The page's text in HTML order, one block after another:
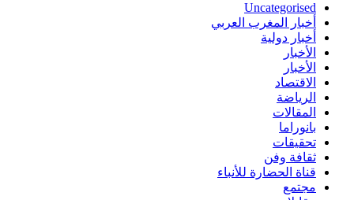
Uncategorised
أخبار المغرب العربي
أخبار دولية
الأخبار
الأخبار
الاقتصاد
الرياضة
المقالات
بانوراما
تحقيقات
ثقافة وفن
قناة الحضارة للأنباء
مجتمع